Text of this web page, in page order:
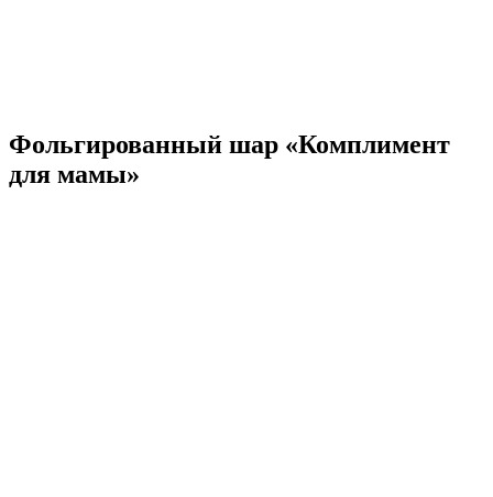
Фольгированный шар «Комплимент
для мамы»